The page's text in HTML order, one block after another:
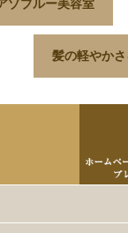
ゾブルー美容室
髪の軽やか